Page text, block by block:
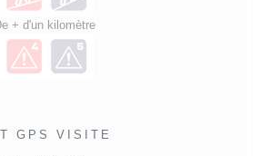
+ d'un kilomètre
GPS VISITE